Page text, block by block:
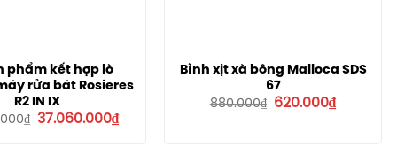
phẩm kết hợp lò
rửa bát Rosieres
R2 IN IX
₫ Giá
37.060.000₫Giá
hiện
Bình xịt xà bông Malloca SDS
67
880.000₫ Giá
620.000₫Giá
hiện